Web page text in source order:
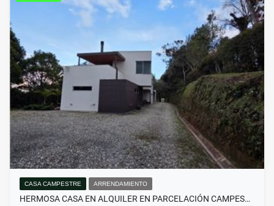
CASA CAMPESTRE ARRENDAMIENTO
HERMOSA CASA EN ALQUILER EN PARCELACIÓN CAMPES…